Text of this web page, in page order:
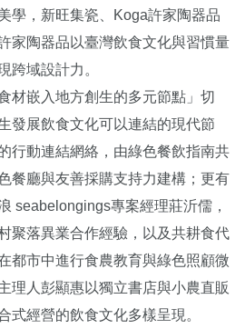
學，新旺集瓷、Koga許家陶器品
家陶器品以臺灣飲食文化與習慣量
跨域設計力。
材嵌入地方創生的多元節點」切
發展飲食文化可以連結的現代節
行動連結網絡，由綠色餐飲指南共
餐廳與友善採購支持力建構；更有
seabelongings專案經理莊沂儒，
聚落異業合作經驗，以及共耕食代
都市中進行食農教育與綠色照顧微
理人彭顯惠以獨立書店與小農直販
式經營的飲食文化多樣呈現。